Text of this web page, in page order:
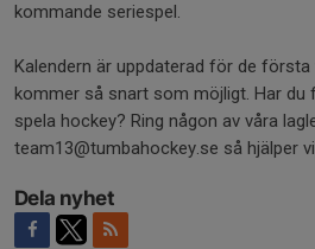
kommande seriespel.
Kalendern är uppdaterad för de
kommer så snart som möjligt. Har du
spela hockey? Ring någon av våra
team13@tumbahockey.se så hjälper
Dela nyhet